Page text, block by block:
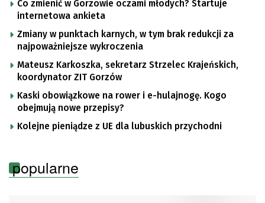
Co zmienić w Gorzowie oczami młodych? Startuje
internetowa ankieta
Zmiany w punktach karnych, w tym brak redukcji za
najpoważniejsze wykroczenia
Mateusz Karkoszka, sekretarz Strzelec Krajeńskich,
koordynator ZIT Gorzów
Kaski obowiązkowe na rower i e-hulajnogę. Kogo
obejmują nowe przepisy?
Kolejne pieniądze z UE dla lubuskich przychodni
popularne